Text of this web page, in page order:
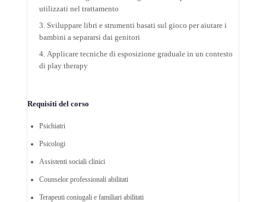
utilizzati nel trattamento
Sviluppare libri e strumenti basati sul gioco per aiutare i
bambini a separarsi dai genitori
Applicare tecniche di esposizione graduale in un contesto
di play therapy
Requisiti del corso
Psichiatri
Psicologi
Assistenti sociali clinici
Counselor professionali abilitati
Terapeuti coniugali e familiari abilitati